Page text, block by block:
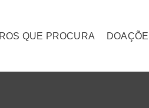
QUE PROCURA